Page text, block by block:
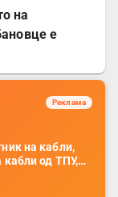
на
е
Реклама
на кабли,
кабли од ТПУ,
без
комплет